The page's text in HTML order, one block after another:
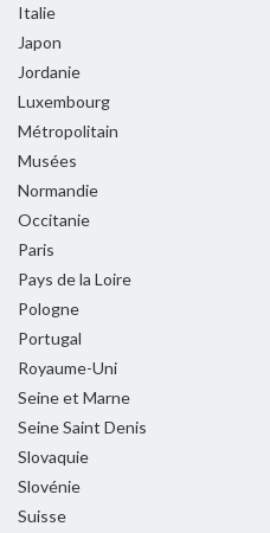
Italie
Japon
Jordanie
Luxembourg
Métropolitain
Musées
Normandie
Occitanie
Paris
Pays de la Loire
Pologne
Portugal
Royaume-Uni
Seine et Marne
Seine Saint Denis
Slovaquie
Slovénie
Suisse